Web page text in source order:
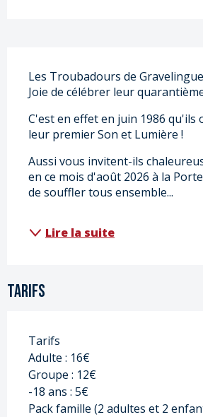
Description
Les Troubadours de
Joie de célébrer leur
C'est en effet en juin 1986 qu'ils
leur premier Son et Lumière !
Aussi vous invitent-ils
en ce mois d'août 2026 à la
de souffler tous ensemble...
Lire la suite
Tarifs
Tarifs
Adulte : 16€
Groupe : 12€
-18 ans : 5€
Pack famille (2 adultes et 2